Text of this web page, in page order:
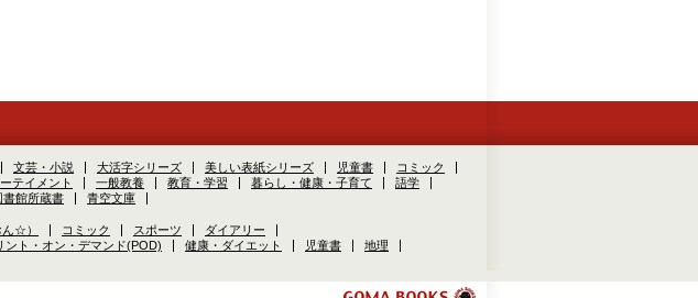
文芸・小説 大活字シリーズ 美しい表紙シリーズ 児童書
コミック
テイメント 一般教養 教育・学習 暮らし・健康・子育て
語学
書館所蔵書 青空文庫
☆） コミック スポーツ
ダイアリー
ント・オン・デマンド(POD) 健康・ダイエット 児童書
地理